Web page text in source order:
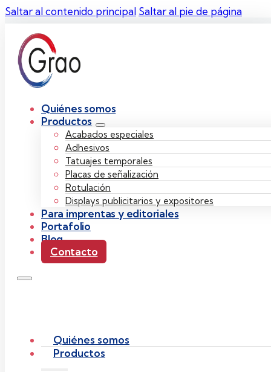
Saltar al contenido principal Saltar al pie de página
Quiénes somos
Productos
Acabados especiales
Adhesivos
Tatuajes temporales
Placas de señalización
Rotulación
Displays publicitarios y expositores
Para imprentas y editoriales
Portafolio
Blog
Contacto
Quiénes somos
Productos